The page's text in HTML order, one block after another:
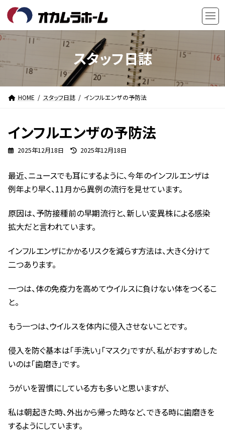
テ
ン
へ
キ
ゲ
ー
ョ
に
スタッフ日誌
HOME スタッフ日誌 インフルエンザの予防法
インフルエンザの予防法
2025年12月18日
最
新
日
時
2025年12月18日
最近、ニュースでも耳にするように、今年のインフルエンザは
例年より早く、11月から異例の流行を見せています。
原因は、予防接種前の早期流行と、新しい変異株による感染
拡大だと言われています。
インフルエンザにかかるリスクを減らす方法は、大きく分けて
二つあります。
一つは、体の免疫力を高めてウイルスに負けない体をつくるこ
と。
もう一つは、ウイルスを体内に侵入させないことです。
侵入を防ぐ基本は「手洗い」「マスク」ですが、私がおすすめした
いのは「歯磨き」です。
うがいを習慣にしている方も多いと思いますが、
私は朝起きた時、外出から帰った時など、できる時に歯磨きを
するようにしています。